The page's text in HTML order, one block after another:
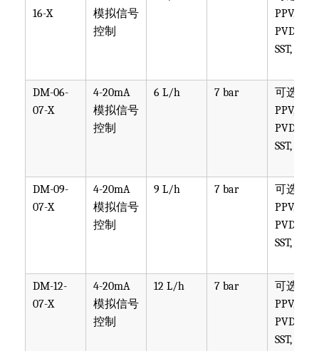
16-X
模拟信号
控制
PPV, PVT,
PVDF,
SST, PTFE
DM-06-
07-X
4-20mA
模拟信号
控制
6 L/h 7 bar
可选
PPV, PVT,
PVDF,
SST, PTFE
DM-09-
07-X
4-20mA
模拟信号
控制
9 L/h 7 bar
可选
PPV, PVT,
PVDF,
SST, PTFE
DM-12-
07-X
4-20mA
模拟信号
控制
12 L/h 7 bar
可选
PPV, PVT,
PVDF,
SST, PTFE